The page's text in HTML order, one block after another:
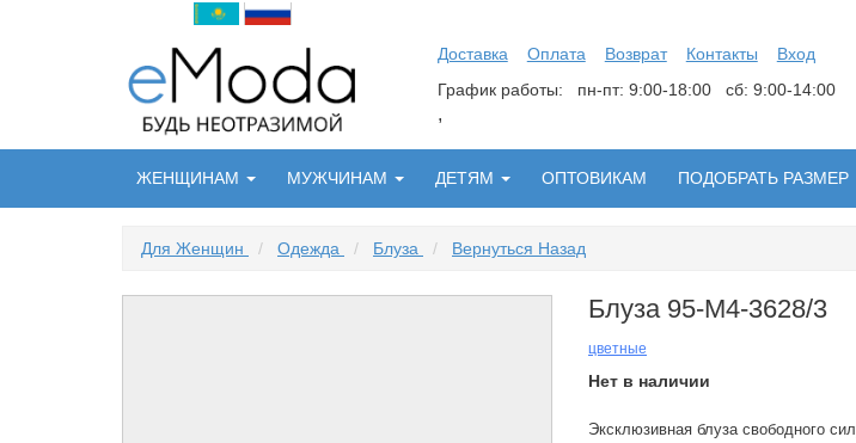
Доставка Оплата Возврат Контакты
Вход
График работы: пн-пт: 9:00-18:00 сб: 9:00-14:00
,
ЖЕНЩИНАМ МУЖЧИНАМ ДЕТЯМ ОПТОВИКАМ ПОДОБРАТЬ РАЗМЕР
Для Женщин / Одежда / Блуза / Вернуться Назад
Блуза 95-М4-3628/3
цветные
Нет в наличии
Эксклюзивная блуза свободного